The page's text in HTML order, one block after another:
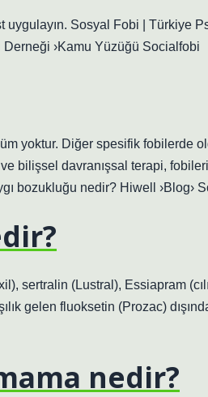
uygulayın. Sosyal Fobi | Türkiye
›Kamu Yüzüğü Socialfobi
yoktur. Diğer spesifik fobilerde
bilişsel davranışsal terapi,
bozukluğu nedir? Hiwell ›Blog›
sertralin (Lustral), Essiapram
gelen fluoksetin (Prozac)
nedir?